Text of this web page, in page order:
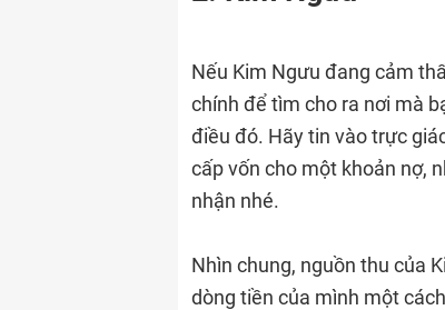
Nếu Kim Ngưu đang cảm
chính để tìm cho ra nơi mà
điều đó. Hãy tin vào trực
cấp vốn cho một khoản nợ,
nhận nhé.
Nhìn chung, nguồn thu của
dòng tiền của mình một